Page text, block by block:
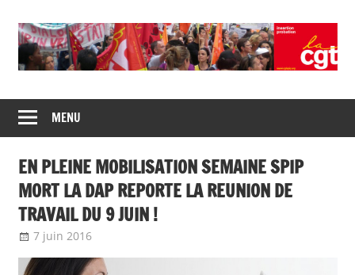
content
CGT
insertion
probation
de
syndicats
CGT
insertion
probation
MENU
EN PLEINE MOBILISATION SEMAINE SPIP
MORT LA DAP REPORTE LA REUNION DE
TRAVAIL DU 9 JUIN !
7 juin 2016